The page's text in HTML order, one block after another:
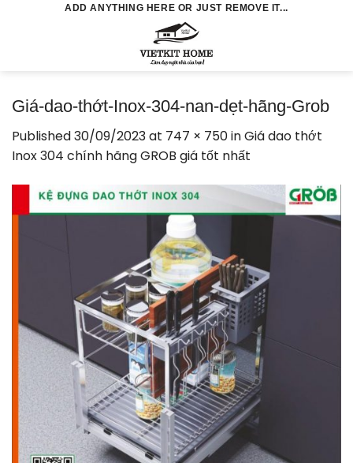
ADD ANYTHING HERE OR JUST REMOVE IT...
Giá-dao-thớt-Inox-304-nan-dẹt-hãng-Grob
Published30/09/2023at 747 × 750inGiá dao thớt
Inox 304 chính hãng GROB giá tốt nhất